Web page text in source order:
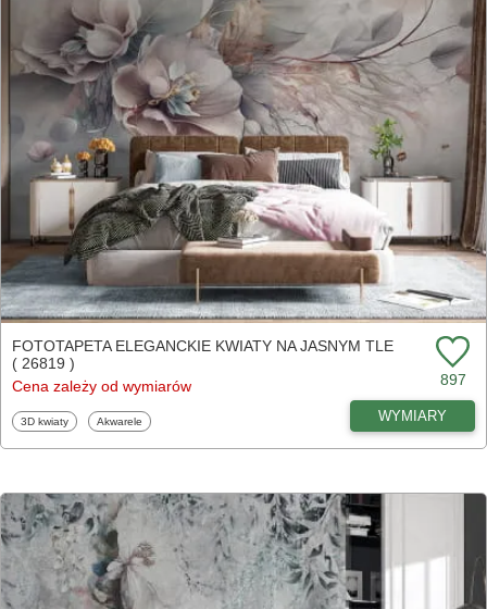
FOTOTAPETA ELEGANCKIE KWIATY NA JASNYM TLE
( 26819 )
Cena zależy od wymiarów
897
Fototapety
3D kwiaty Fototapety
Akwarele WYMIARY